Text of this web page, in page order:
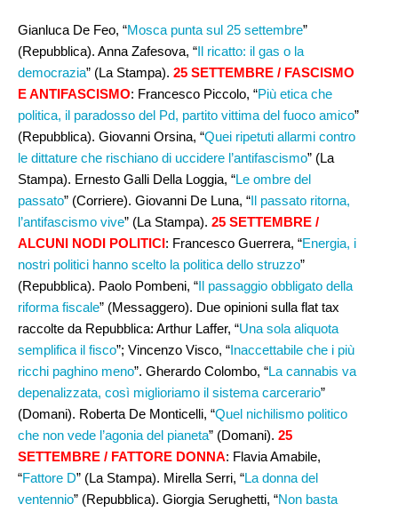
Gianluca De Feo, “Mosca punta sul 25 settembre”
(Repubblica). Anna Zafesova, “Il ricatto: il gas o la
democrazia” (La Stampa). 25 SETTEMBRE / FASCISMO
E ANTIFASCISMO: Francesco Piccolo, “Più etica che
politica, il paradosso del Pd, partito vittima del fuoco amico”
(Repubblica). Giovanni Orsina, “Quei ripetuti allarmi contro
le dittature che rischiano di uccidere l’antifascismo” (La
Stampa). Ernesto Galli Della Loggia, “Le ombre del
passato” (Corriere). Giovanni De Luna, “Il passato ritorna,
l’antifascismo vive” (La Stampa). 25 SETTEMBRE /
ALCUNI NODI POLITICI: Francesco Guerrera, “Energia, i
nostri politici hanno scelto la politica dello struzzo”
(Repubblica). Paolo Pombeni, “Il passaggio obbligato della
riforma fiscale” (Messaggero). Due opinioni sulla flat tax
raccolte da Repubblica: Arthur Laffer, “Una sola aliquota
semplifica il fisco”; Vincenzo Visco, “Inaccettabile che i più
ricchi paghino meno”. Gherardo Colombo, “La cannabis va
depenalizzata, così miglioriamo il sistema carcerario”
(Domani). Roberta De Monticelli, “Quel nichilismo politico
che non vede l’agonia del pianeta” (Domani). 25
SETTEMBRE / FATTORE DONNA: Flavia Amabile,
“Fattore D” (La Stampa). Mirella Serri, “La donna del
ventennio” (Repubblica). Giorgia Serughetti, “Non basta